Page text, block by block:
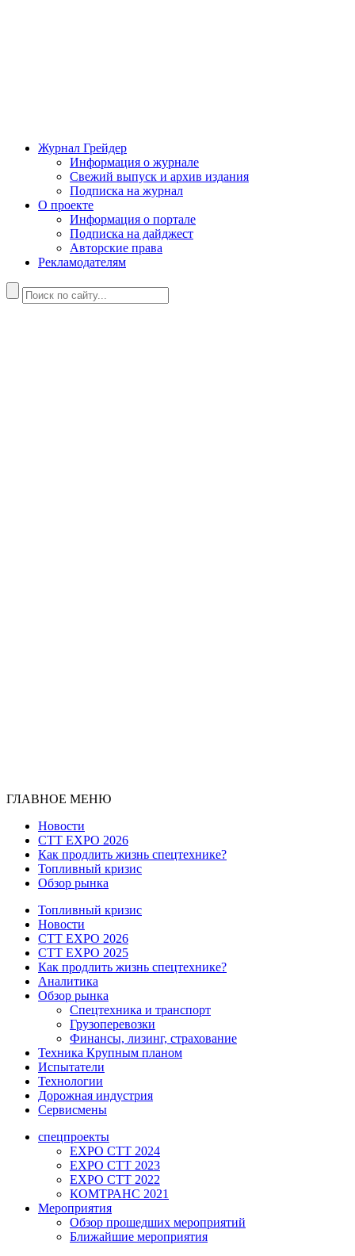
Журнал Грейдер
Информация о журнале
Свежий выпуск и архив издания
Подписка на журнал
О проекте
Информация о портале
Подписка на дайджест
Авторские права
Рекламодателям
ГЛАВНОЕ МЕНЮ
Новости
CTT EXPO 2026
Как продлить жизнь спецтехнике?
Топливный кризис
Обзор рынка
Топливный кризис
Новости
CTT EXPO 2026
CTT EXPO 2025
Как продлить жизнь спецтехнике?
Аналитика
Обзор рынка
Спецтехника и транспорт
Грузоперевозки
Финансы, лизинг, страхование
Техника Крупным планом
Испытатели
Технологии
Дорожная индустрия
Сервисмены
спецпроекты
EXPO CTT 2024
EXPO CTT 2023
EXPO CTT 2022
КОМТРАНС 2021
Мероприятия
Обзор прошедших мероприятий
Ближайшие мероприятия